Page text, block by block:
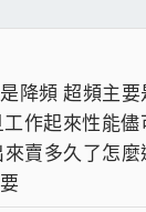
降頻 超頻主
作起來性能
賣多久了怎